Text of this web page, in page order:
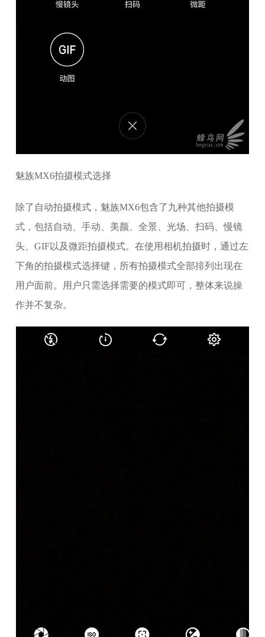
魅族MX6拍摄模式选择
除了自动拍摄模式，魅族MX6包含了九种其他拍摄模
式，包括自动、手动、美颜、全景、光场、扫码、慢镜
头、GIF以及微距拍摄模式。在使用相机拍摄时，通过左
下角的拍摄模式选择键，所有拍摄模式全部排列出现在
用户面前。用户只需选择需要的模式即可，整体来说操
作并不复杂。